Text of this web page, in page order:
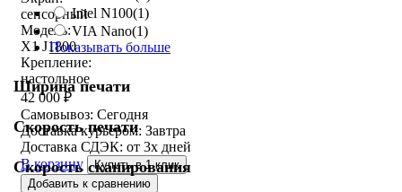
Intel N100(1)
VIA Nano(1)
Показывать больше
Ширина печати
Скорость печати
Скорость сканирования
сенсорный
Модель:
X1 J1800
Крепление:
настольное
42 000 ₽
Самовывоз: Сегодня
Доставка курьером: Завтра
Доставка СДЭК: от 3х дней
В корзину
Купить в 1 клик
Добавить к сравнению